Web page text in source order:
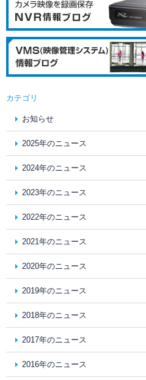
カテゴリ
お知らせ
2025年のニュース
2024年のニュース
2023年のニュース
2022年のニュース
2021年のニュース
2020年のニュース
2019年のニュース
2018年のニュース
2017年のニュース
2016年のニュース